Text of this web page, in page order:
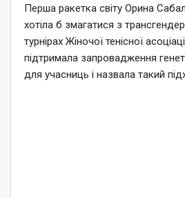
Перша ракетка світу Орина
хотіла б змагатися з
турнірах Жіночої тенісної
підтримала запровадження
для учасниць і назвала такий